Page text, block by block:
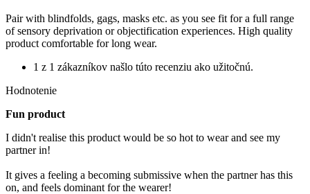
Pair with blindfolds, gags, masks etc. as you see fit for a full range
of sensory deprivation or objectification experiences. High quality
product comfortable for long wear.
1 z 1 zákazníkov našlo túto recenziu ako užitočnú.
Hodnotenie
Fun product
I didn't realise this product would be so hot to wear and see my
partner in!
It gives a feeling a becoming submissive when the partner has this
on, and feels dominant for the wearer!